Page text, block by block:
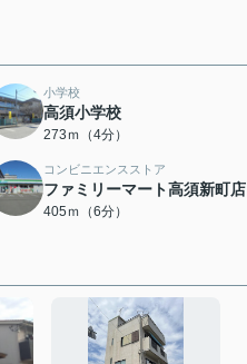
小学校
高須小学校
273ｍ（4分）
コンビニエンスストア
ファミリーマート高須新町店
405ｍ（6分）